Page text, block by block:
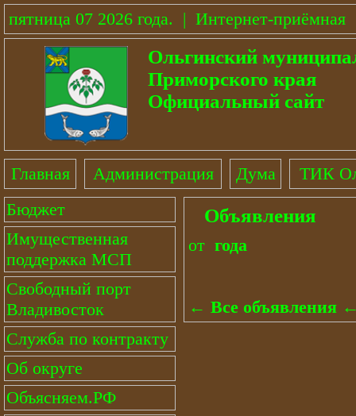
пятница 07 2026 года. | Интернет-приёмная
Ольгинский
Приморского края
Официальный сайт
Главная Администрация Дума
ТИК
Бюджет
Имущественная
поддержка МСП
Свободный порт
Владивосток
Служба по контракту
Об округе
Объясняем.РФ
Объявления
от года
← Все объявления